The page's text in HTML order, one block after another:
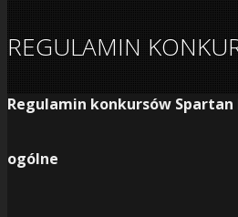
REGULAMIN
Regulamin konkursów Spartan
ogólne